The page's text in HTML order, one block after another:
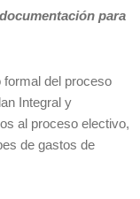
para
formal del proceso
Integral y
al proceso electivo,
de gastos de